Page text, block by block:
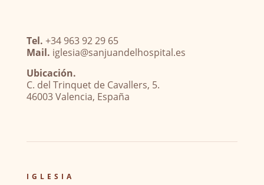
Tel. +34 963 92 29 65
Mail. iglesia@sanjuandelhospital.es
Ubicación.
C. del Trinquet de Cavallers, 5.
46003 Valencia, España
IGLESIA